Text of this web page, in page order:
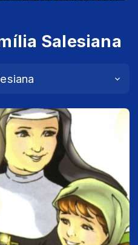
Salesiana